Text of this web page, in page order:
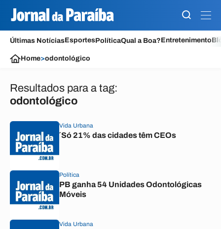
Últimas NotíciasEsportesPolíticaQual a Boa?Entretenimento
Home>odontológico
Resultados para a tag:
odontológico
Vida Urbana
´Só 21% das cidades têm CEOs
Política
PB ganha 54 Unidades Odontológicas
Móveis
Vida Urbana